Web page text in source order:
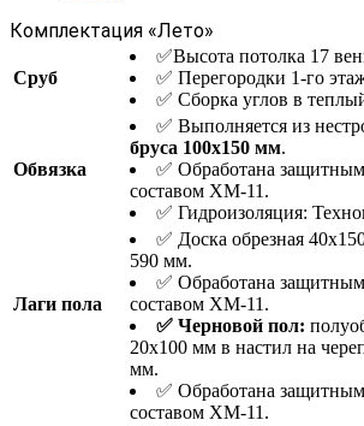
Комплектация «Лето»
Сруб
✅Высота потолка 17
✅ Перегородки 1-го
✅ Сборка углов в
Обвязка
✅ Выполняется из
бруса 100х150 мм.
✅ Обработана
составом ХМ-11.
✅ Гидроизоляция:
Лаги пола
✅ Доска обрезная
590 мм.
✅ Обработана
составом ХМ-11.
✅ Черновой пол:
20х100 мм в настил на
мм.
✅ Обработана
составом ХМ-11.